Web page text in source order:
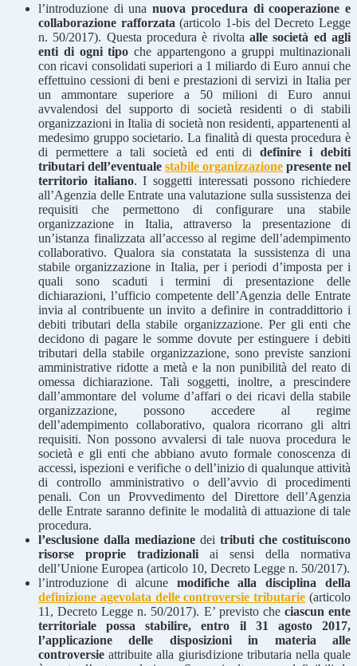
l’introduzione di unanuova procedura di cooperazione e
collaborazione rafforzata (articolo 1-bis del Decreto Legge
n. 50/2017). Questa procedura è rivolta alle società ed agli
enti di ogni tipo che appartengono a gruppi multinazionali
con ricavi consolidati superiori a 1 miliardo di Euro annui che
effettuino cessioni di beni e prestazioni di servizi in Italia per
un ammontare superiore a 50 milioni di Euro annui
avvalendosi del supporto di società residenti o di stabili
organizzazioni in Italia di società non residenti, appartenenti al
medesimo gruppo societario. La finalità di questa procedura è
di permettere a tali società ed enti di definire i debiti
tributari dell’eventuale stabile organizzazione presente nel
territorio italiano. I soggetti interessati possono richiedere
all’Agenzia delle Entrate una valutazione sulla sussistenza dei
requisiti che permettono di configurare una stabile
organizzazione in Italia, attraverso la presentazione di
un’istanza finalizzata all’accesso al regime dell’adempimento
collaborativo. Qualora sia constatata la sussistenza di una
stabile organizzazione in Italia, per i periodi d’imposta per i
quali sono scaduti i termini di presentazione delle
dichiarazioni, l’ufficio competente dell’Agenzia delle Entrate
invia al contribuente un invito a definire in contraddittorio i
debiti tributari della stabile organizzazione. Per gli enti che
decidono di pagare le somme dovute per estinguere i debiti
tributari della stabile organizzazione, sono previste sanzioni
amministrative ridotte a metà e la non punibilità del reato di
omessa dichiarazione. Tali soggetti, inoltre, a prescindere
dall’ammontare del volume d’affari o dei ricavi della stabile
organizzazione, possono accedere al regime
dell’adempimento collaborativo, qualora ricorrano gli altri
requisiti. Non possono avvalersi di tale nuova procedura le
società e gli enti che abbiano avuto formale conoscenza di
accessi, ispezioni e verifiche o dell’inizio di qualunque attività
di controllo amministrativo o dell’avvio di procedimenti
penali. Con un Provvedimento del Direttore dell’Agenzia
delle Entrate saranno definite le modalità di attuazione di tale
procedura.
l’esclusione dalla mediazione dei tributi che costituiscono
risorse proprie tradizionali ai sensi della normativa
dell’Unione Europea (articolo 10, Decreto Legge n. 50/2017).
l’introduzione di alcune modifiche alla disciplina della
definizione agevolata delle controversie tributarie (articolo
11, Decreto Legge n. 50/2017). E’ previsto che ciascun ente
territoriale possa stabilire, entro il 31 agosto 2017,
l’applicazione delle disposizioni in materia alle
controversie attribuite alla giurisdizione tributaria nella quale